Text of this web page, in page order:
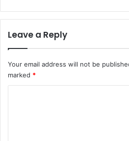
Leave a Reply
Your email address will not be
marked *